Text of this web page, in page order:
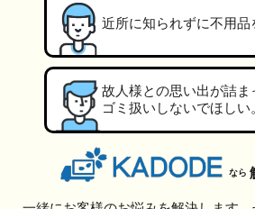
近所に知られずに不用品
故人様との思い出が詰ま
ゴミ扱いしないでほしい
なら